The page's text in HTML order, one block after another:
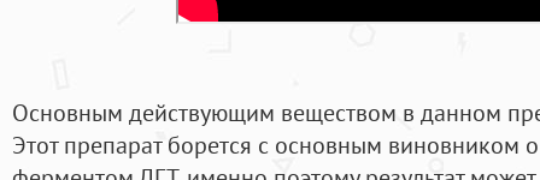
Основным действующим веществом в данном
Этот препарат борется с основным виновником